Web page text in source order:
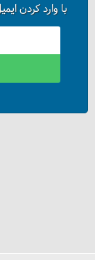
با وارد کردن